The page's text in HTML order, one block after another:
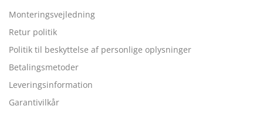
Monteringsvejledning
Retur politik
Politik til beskyttelse af personlige oplysninger
Betalingsmetoder
Leveringsinformation
Garantivilkår